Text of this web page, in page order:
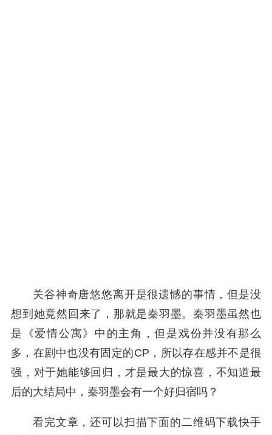
关谷神奇唐悠悠离开是很遗憾的事情，但是没
想到她竟然回来了，那就是秦羽墨。秦羽墨虽然也
是《爱情公寓》中的主角，但是戏份并没有那么
多，在剧中也没有固定的CP，所以存在感并不是很
强，对于她能够回归，才是最大的惊喜，不知道最
后的大结局中，秦羽墨会有一个好归宿吗？
看完文章，还可以扫描下面的二维码下载快手